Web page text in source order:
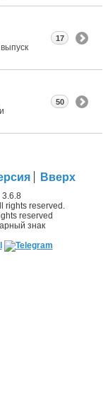
17
50
Вверх
rights reserved.
reserved
знак